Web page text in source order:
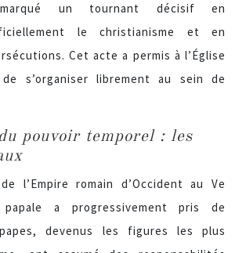
un tournant décisif en
le christianisme et en
Cet acte a permis à l’Église
s’organiser librement au sein de
pouvoir temporel : les
l’Empire romain d’Occident au Ve
a progressivement pris de
devenus les figures les plus